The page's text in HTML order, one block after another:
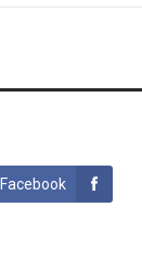
Facebook